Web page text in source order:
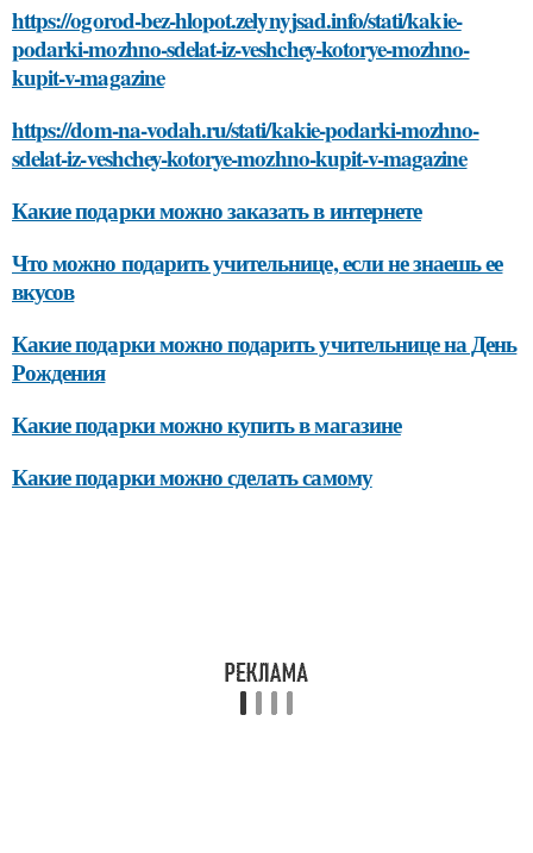
https://ogorod-bez-hlopot.zelynyjsad.info/stati/kakie-
podarki-mozhno-sdelat-iz-veshchey-kotorye-mozhno-
kupit-v-magazine
https://dom-na-vodah.ru/stati/kakie-podarki-mozhno-
sdelat-iz-veshchey-kotorye-mozhno-kupit-v-magazine
Какие подарки можно заказать в интернете
Что можно подарить учительнице, если не знаешь ее
вкусов
Какие подарки можно подарить учительнице на День
Рождения
Какие подарки можно купить в магазине
Какие подарки можно сделать самому